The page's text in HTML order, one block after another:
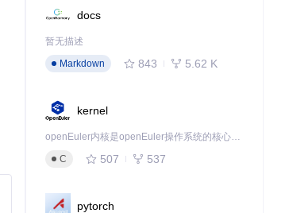
docs
暂无描述
Markdown
843 5.62 K
kernel
openEuler内核是openEuler操作系统的核心，既是系统性能与稳定性的基石，也是连接处理器、设备与服务的桥梁。
C
507 537
pytorch